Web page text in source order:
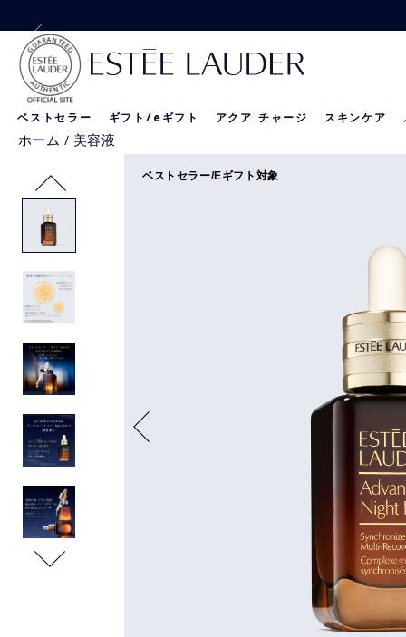
ベストセラー ギフト/eギフト アクア チャージ スキンケア
ホーム / 美容液
ベストセラー/Eギフト対象